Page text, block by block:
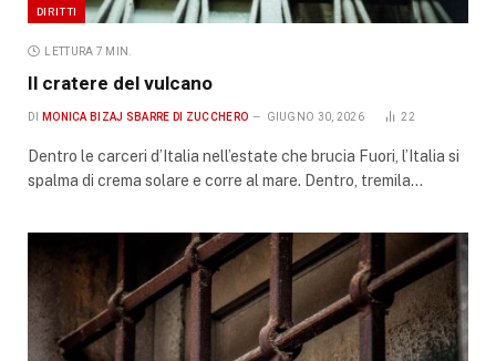
DIRITTI
LETTURA 7 MIN.
Il cratere del vulcano
DI MONICA BIZAJ SBARRE DI ZUCCHERO GIUGNO 30, 2026 22
Dentro le carceri d’Italia nell’estate che brucia Fuori, l’Italia si
spalma di crema solare e corre al mare. Dentro, tremila…